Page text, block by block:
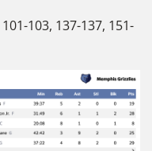
103, 137-137, 151-